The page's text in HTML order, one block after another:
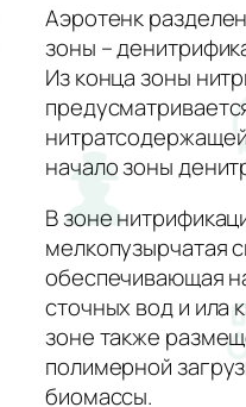
Аэротенк
зоны –
Из конца зоны
начало зоны
В зоне
мелкопузырчатая
обеспечивающая
сточных вод и ила
зоне также
полимерной
биомассы.